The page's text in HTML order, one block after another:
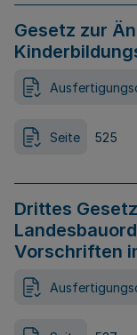
Gesetz zur
Seite 525
Drittes
Vorschriften